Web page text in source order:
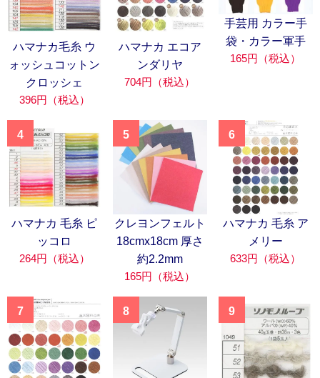
ハマナカ毛糸 ウ
ォッシュコットン
クロッシェ
396円（税込）
ハマナカ エコア
ンダリヤ
704円（税込）
手芸用 カラー手
袋・カラー軍手
165円（税込）
4
ハマナカ 毛糸 ピ
ッコロ
264円（税込）
5
クレヨンフェルト
18cmx18cm 厚さ
約2.2mm
165円（税込）
6
ハマナカ 毛糸 ア
メリー
633円（税込）
7 8 9